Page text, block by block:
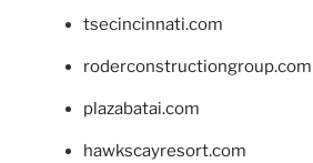
tsecincinnati.com
roderconstructiongroup.com
plazabatai.com
hawkscayresort.com